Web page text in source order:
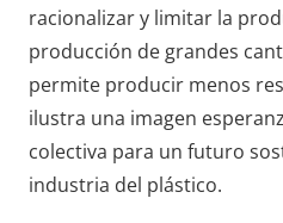
racionalizar y limitar la
producción de grandes
permite producir menos
ilustra una imagen
colectiva para un futuro
industria del plástico.